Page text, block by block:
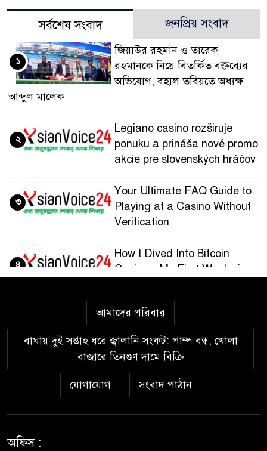
সর্বশেষ সংবাদ জনপ্রিয় সংবাদ
জিয়াউর রহমান ও তারেক
রহমানকে নিয়ে বিতর্কিত বক্তব্যের
অভিযোগ, বহাল তবিয়তে অধ্যক্ষ
আব্দুল মালেক
১
Legiano casino rozširuje
ponuku a prináša nové promo
akcie pre slovenských hráčov
২
Your Ultimate FAQ Guide to
Playing at a Casino Without
Verification
৩
How I Dived Into Bitcoin
Casinos: My First Weeks in
৪
Guía paso a paso para
registrarte y jugar en
Wazamba Casino
৫
Kako sam otkrio Lolajack
Casino – osobno iskustvo od
আমাদের পরিবার
বাঘায় দুই সপ্তাহ ধরে জ্বালানি সংকট: পাম্প বন্ধ, খোলা
বাজারে তিনগুণ দামে বিক্রি
যোগাযোগ সংবাদ পাঠান
অফিস :